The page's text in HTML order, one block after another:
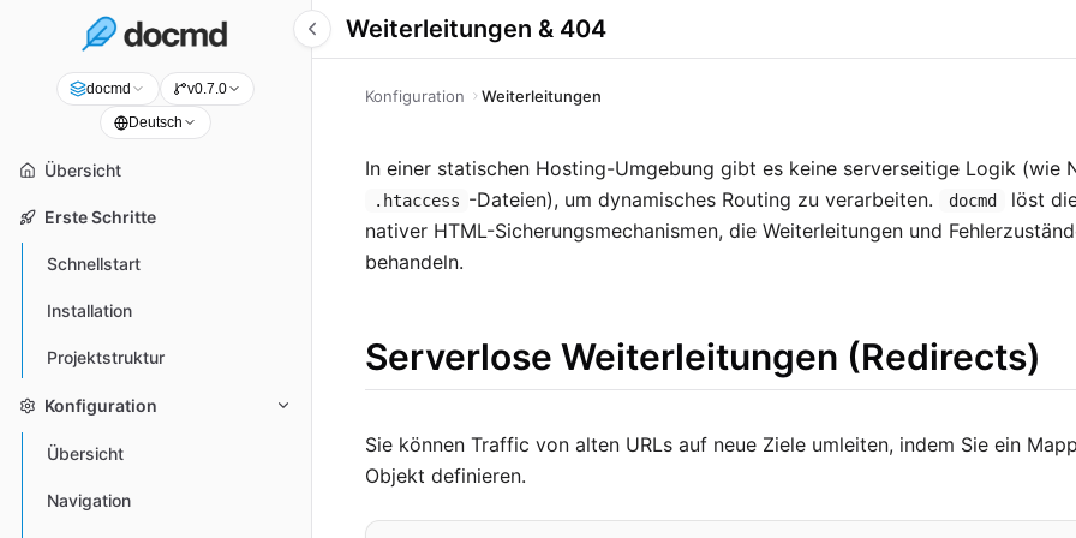
docmd v0.7.0
Deutsch
Übersicht
Erste Schritte
Schnellstart
Installation
Projektstruktur
Konfiguration
Übersicht
Navigation
Weiterleitungen & 404
Konfiguration Weiterleitungen
In einer statischen Hosting-Umgebung gibt es keine serverseitige Logik (wie
.htaccess -Dateien), um dynamisches Routing zu verarbeiten. docmd
löst
nativer HTML-Sicherungsmechanismen, die Weiterleitungen und
behandeln.
Serverlose Weiterleitungen (Redirects)
Sie können Traffic von alten URLs auf neue Ziele umleiten, indem Sie ein
Objekt definieren.